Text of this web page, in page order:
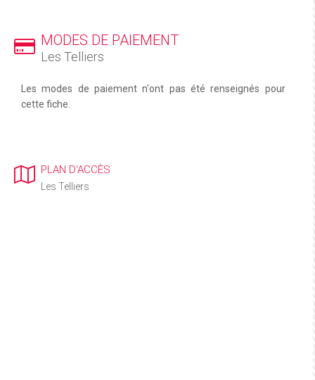
MODES DE PAIEMENT
Les Telliers
Les modes de paiement n'ont pas été renseignés pour
cette fiche.
PLAN D'ACCÈS
Les Telliers